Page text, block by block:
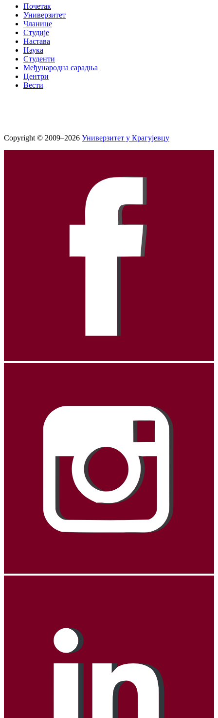
Почетак
Универзитет
Чланице
Студије
Настава
Наука
Студенти
Међународна сарадња
Центри
Вести
Copyright © 2009–2026 Универзитет у Крагујевцу